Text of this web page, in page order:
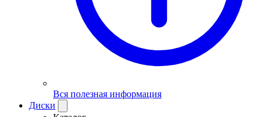
Вся полезная информация
Диски